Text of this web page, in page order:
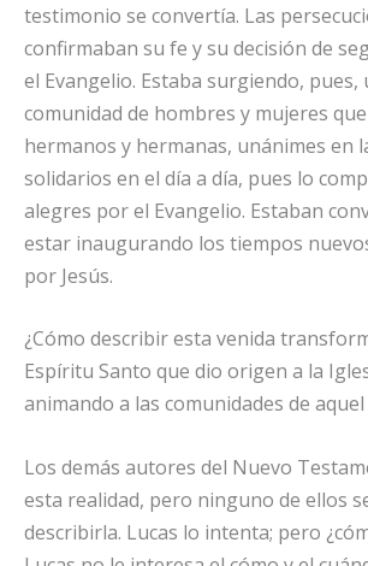
testimonio se convertía. Las
confirmaban su fe y su decisión de
el Evangelio. Estaba surgiendo, pues,
comunidad de hombres y mujeres
hermanos y hermanas, unánimes en
solidarios en el día a día, pues lo
alegres por el Evangelio. Estaban
estar inaugurando los tiempos
por Jesús.
¿Cómo describir esta venida
Espíritu Santo que dio origen a la
animando a las comunidades de
Los demás autores del Nuevo
esta realidad, pero ninguno de ellos
describirla. Lucas lo intenta; pero